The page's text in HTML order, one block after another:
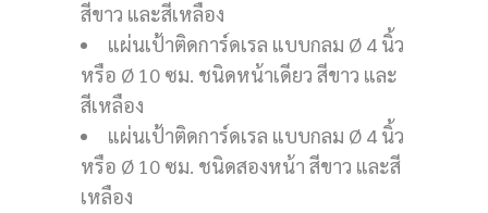
สีขาว และสีเหลือง
แผ่นเป้าติดการ์ดเรล แบบกลม Ø 4 นิ้ว
หรือ Ø 10 ซม. ชนิดหน้าเดียว สีขาว และ
สีเหลือง
แผ่นเป้าติดการ์ดเรล แบบกลม Ø 4 นิ้ว
หรือ Ø 10 ซม. ชนิดสองหน้า สีขาว และสี
เหลือง